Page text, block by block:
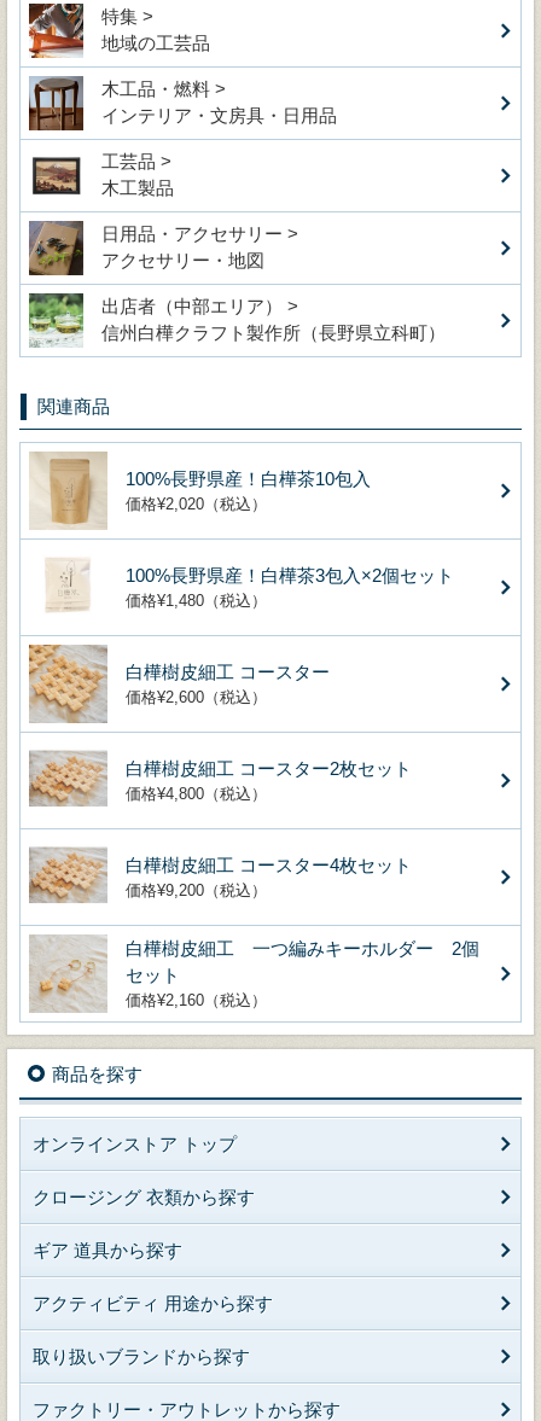
特集 >
地域の工芸品
木工品・燃料 >
インテリア・文房具・日用品
工芸品 >
木工製品
日用品・アクセサリー >
アクセサリー・地図
出店者（中部エリア） >
信州白樺クラフト製作所（長野県立科町）
関連商品
100%長野県産！白樺茶10包入
価格¥2,020（税込）
100%長野県産！白樺茶3包入×2個セット
価格¥1,480（税込）
白樺樹皮細工 コースター
価格¥2,600（税込）
白樺樹皮細工 コースター2枚セット
価格¥4,800（税込）
白樺樹皮細工 コースター4枚セット
価格¥9,200（税込）
白樺樹皮細工 一つ編みキーホルダー 2個
セット
価格¥2,160（税込）
商品を探す
オンラインストア トップ
クロージング 衣類から探す
ギア 道具から探す
アクティビティ 用途から探す
取り扱いブランドから探す
ファクトリー・アウトレットから探す